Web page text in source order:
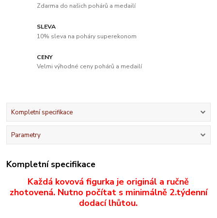
Zdarma do našich pohárů a medailí
SLEVA
10% sleva na poháry superekonom
CENY
Velmi výhodné ceny pohárů a medailí
Kompletní specifikace
Parametry
Kompletní specifikace
Každá kovová figurka je originál a ručně
zhotovená. Nutno počítat s minimálně 2.týdenní
dodací lhůtou.